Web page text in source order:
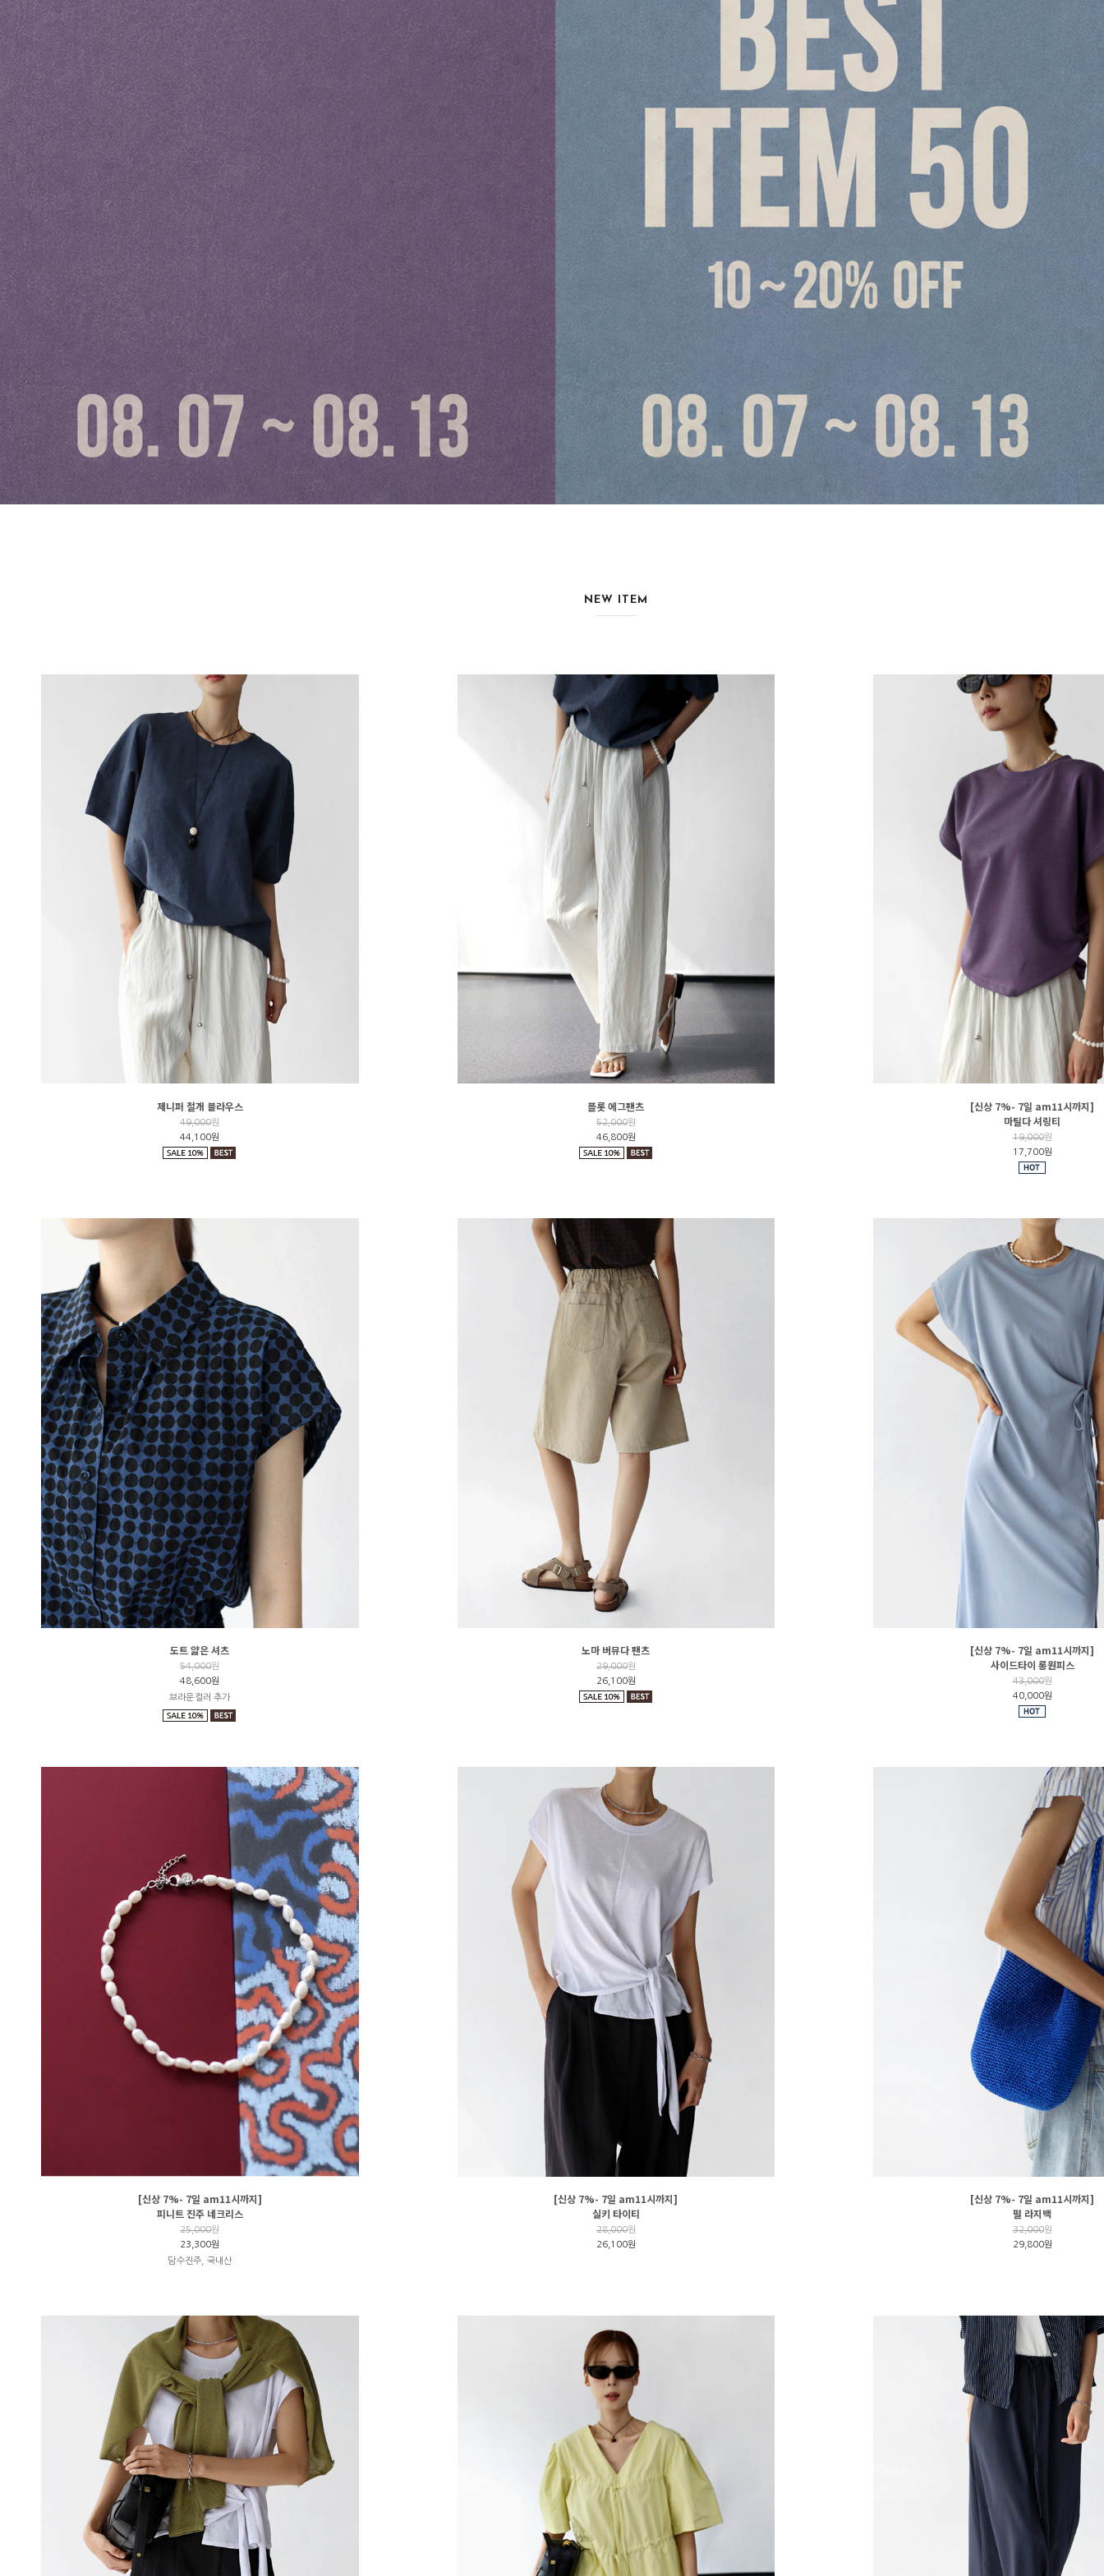
NEW ITEM
제니퍼 절개 블라우스
49,000원
44,100원
플롯 에그팬츠
52,000원
46,800원
[신상 7%- 7일 am11시까지]
마틸다 셔링티
19,000원
17,700원
도트 얇은 셔츠
54,000원
48,600원
브라운컬러 추가
노마 버뮤다 팬츠
29,000원
26,100원
[신상 7%- 7일 am11시까지]
사이드타이 롱원피스
43,000원
40,000원
[신상 7%- 7일 am11시까지]
피니트 진주 네크리스
25,000원
23,300원
담수진주, 국내산
[신상 7%- 7일 am11시까지]
실키 타이티
28,000원
26,100원
[신상 7%- 7일 am11시까지]
펄 라지백
32,000원
29,800원